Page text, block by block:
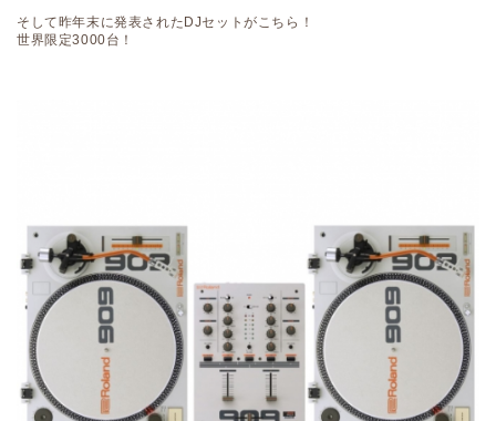
そして昨年末に発表されたDJセットがこちら！
世界限定3000台！